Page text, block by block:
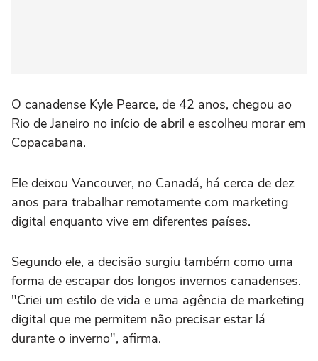
O canadense Kyle Pearce, de 42 anos, chegou ao
Rio de Janeiro no início de abril e escolheu morar em
Copacabana.
Ele deixou Vancouver, no Canadá, há cerca de dez
anos para trabalhar remotamente com marketing
digital enquanto vive em diferentes países.
Segundo ele, a decisão surgiu também como uma
forma de escapar dos longos invernos canadenses.
"Criei um estilo de vida e uma agência de marketing
digital que me permitem não precisar estar lá
durante o inverno", afirma.